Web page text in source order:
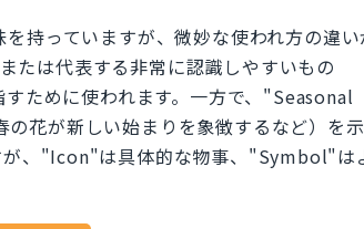
持っていますが、微妙な使われ方の違い
たは代表する非常に認識しやすいもの
ために使われます。一方で、"Seasonal
花が新しい始まりを象徴するなど）を
が、"Icon"は具体的な物事、"Symbol"は